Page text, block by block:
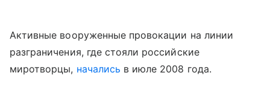
Активные вооруженные провокации на линии
разграничения, где стояли российские
миротворцы, начались в июле 2008 года.